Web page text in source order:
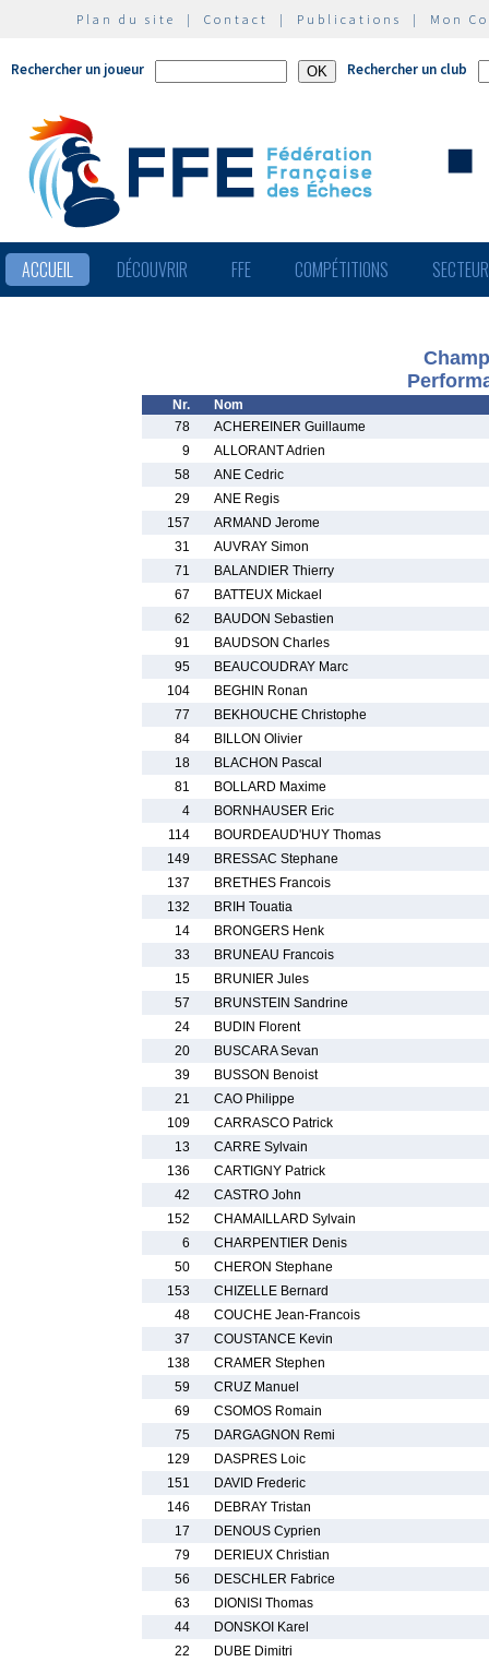
Plan du site | Contact | Publications | Mon
Rechercher un joueur Rechercher un club
ACCUEIL DÉCOUVRIR FFE COMPÉTITIONS
Nr.
Nom
78
ACHEREINER Guillaume
9
ALLORANT Adrien
58
ANE Cedric
29
ANE Regis
157
ARMAND Jerome
31
AUVRAY Simon
71
BALANDIER Thierry
67
BATTEUX Mickael
62
BAUDON Sebastien
91
BAUDSON Charles
95
BEAUCOUDRAY Marc
104
BEGHIN Ronan
77
BEKHOUCHE Christophe
84
BILLON Olivier
18
BLACHON Pascal
81
BOLLARD Maxime
4
BORNHAUSER Eric
114
BOURDEAUD'HUY Thomas
149
BRESSAC Stephane
137
BRETHES Francois
132
BRIH Touatia
14
BRONGERS Henk
33
BRUNEAU Francois
15
BRUNIER Jules
57
BRUNSTEIN Sandrine
24
BUDIN Florent
20
BUSCARA Sevan
39
BUSSON Benoist
21
CAO Philippe
109
CARRASCO Patrick
13
CARRE Sylvain
136
CARTIGNY Patrick
42
CASTRO John
152
CHAMAILLARD Sylvain
6
CHARPENTIER Denis
50
CHERON Stephane
153
CHIZELLE Bernard
48
COUCHE Jean-Francois
37
COUSTANCE Kevin
138
CRAMER Stephen
59
CRUZ Manuel
69
CSOMOS Romain
75
DARGAGNON Remi
129
DASPRES Loic
151
DAVID Frederic
146
DEBRAY Tristan
17
DENOUS Cyprien
79
DERIEUX Christian
56
DESCHLER Fabrice
63
DIONISI Thomas
44
DONSKOI Karel
22
DUBE Dimitri